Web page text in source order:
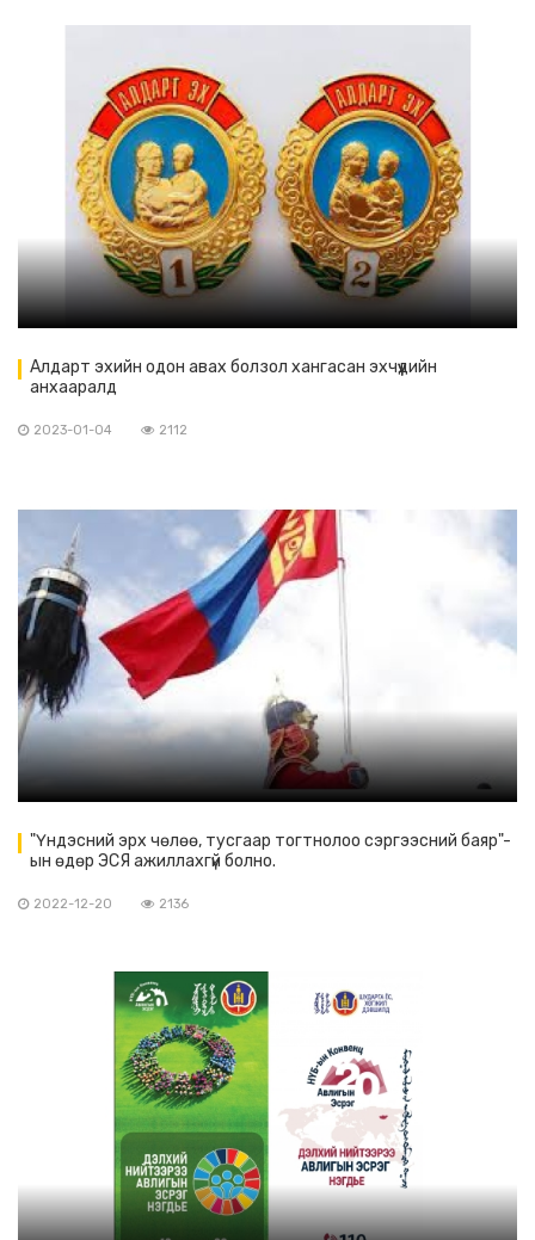
Алдарт эхийн одон авах болзол хангасан эхчүүдийн
анхааралд
2023-01-04 2112
"Үндэсний эрх чөлөө, тусгаар тогтнолоо сэргээсний баяр"-
ын өдөр ЭСЯ ажиллахгүй болно.
2022-12-20 2136